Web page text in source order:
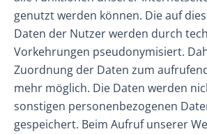
genutzt werden können. Die auf
Daten der Nutzer werden durch
Vorkehrungen pseudonymisiert.
Zuordnung der Daten zum
mehr möglich. Die Daten werden
sonstigen personenbezogenen
gespeichert. Beim Aufruf unserer